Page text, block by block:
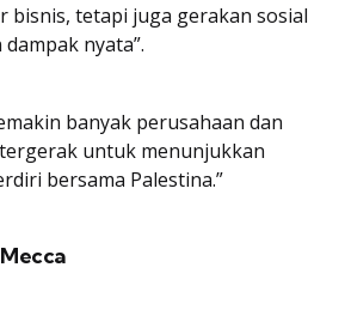
bisnis, tetapi juga gerakan sosial
nyata”.
banyak perusahaan dan
untuk menunjukkan
bersama Palestina.”